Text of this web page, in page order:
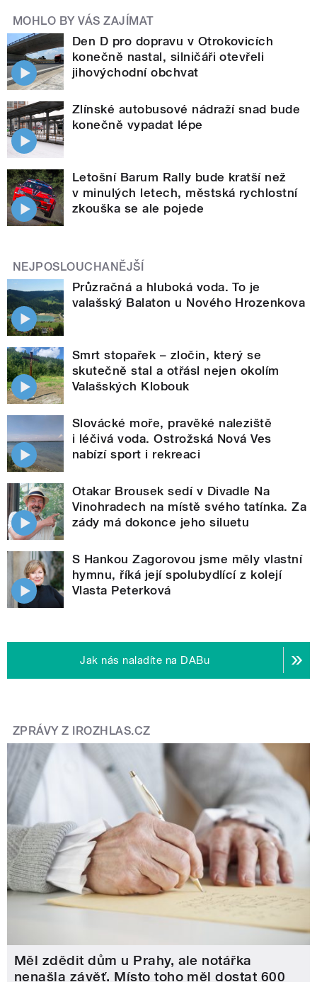
MOHLO BY VÁS ZAJÍMAT
Den D pro dopravu v Otrokovicích
konečně nastal, silničáři otevřeli
jihovýchodní obchvat
Zlínské autobusové nádraží snad bude
konečně vypadat lépe
Letošní Barum Rally bude kratší než
v minulých letech, městská rychlostní
zkouška se ale pojede
NEJPOSLOUCHANĚJŠÍ
Průzračná a hluboká voda. To je
valašský Balaton u Nového Hrozenkova
Smrt stopařek – zločin, který se
skutečně stal a otřásl nejen okolím
Valašských Klobouk
Slovácké moře, pravěké naleziště
i léčivá voda. Ostrožská Nová Ves
nabízí sport i rekreaci
Otakar Brousek sedí v Divadle Na
Vinohradech na místě svého tatínka. Za
zády má dokonce jeho siluetu
S Hankou Zagorovou jsme měly vlastní
hymnu, říká její spolubydlící z kolejí
Vlasta Peterková
Jak nás naladíte na DABu
ZPRÁVY Z IROZHLAS.CZ
Měl zdědit dům u Prahy, ale notářka
nenašla závěť. Místo toho měl dostat 600